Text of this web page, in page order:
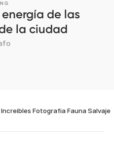
de las
la ciudad
Fotografia Fauna Salvaje